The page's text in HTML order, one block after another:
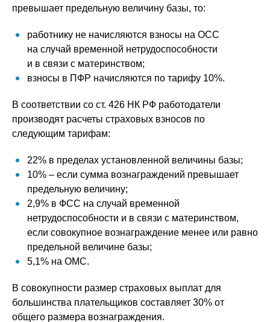
превышает предельную величину базы, то:
работнику не начисляются взносы на ОСС
на случай временной нетрудоспособности
и в связи с материнством;
взносы в ПФР начисляются по тарифу 10%.
В соответствии со ст. 426 НК РФ работодатели
производят расчеты страховых взносов по
следующим тарифам:
22% в пределах установленной величины базы;
10% – если сумма вознаграждений превышает
предельную величину;
2,9% в ФСС на случай временной
нетрудоспособности и в связи с материнством,
если совокупное вознаграждение менее или равно
предельной величине базы;
5,1% на ОМС.
В совокупности размер страховых выплат для
большинства плательщиков составляет 30% от
общего размера вознаграждения.